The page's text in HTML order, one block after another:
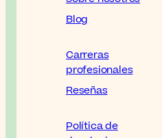
Blog
Carreras
profesionales
Reseñas
Política de